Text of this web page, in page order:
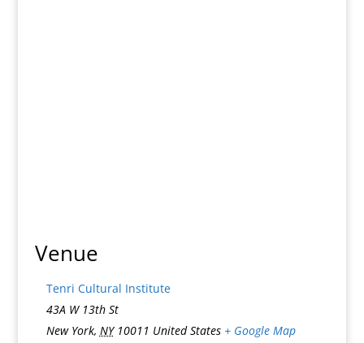
Venue
Tenri Cultural Institute
43A W 13th St
New York, NY 10011 United States + Google Map